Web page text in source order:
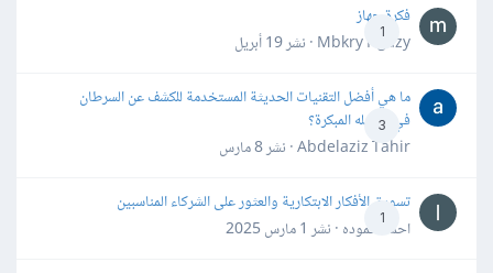
1
فكرة جهاز
Mbkry Hgazy · نشر
19 أبريل
3
ما هي أفضل التقنيات الحديثة المستخدمة للكشف عن السرطان
في مراحله المبكرة؟
Abdelaziz Tahir · نشر
8 مارس
1
تسويق الأفكار الابتكارية والعثور على الشركاء المناسبين
احمد حموده · نشر 1 مارس 2025